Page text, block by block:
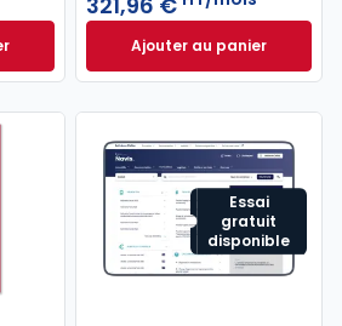
des dommages corporels à 30,43 €
Ajouter au panier
ELnet Social à
Essai
gratuit
disponible